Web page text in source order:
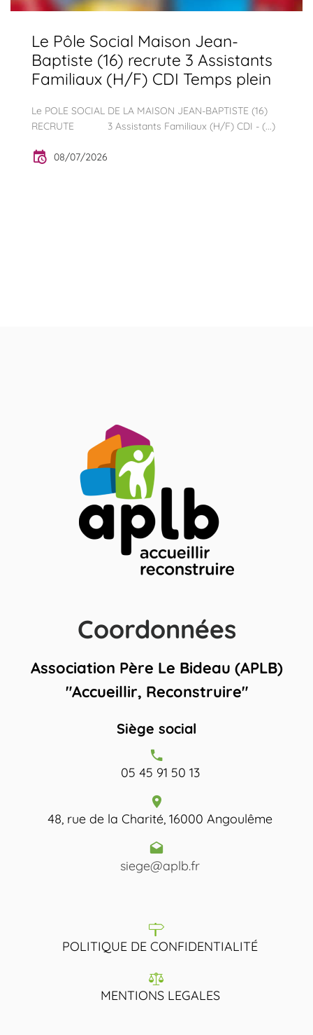
Le Pôle Social Maison Jean-
Baptiste (16) recrute 3 Assistants
Familiaux (H/F) CDI Temps plein
Le POLE SOCIAL DE LA MAISON JEAN-BAPTISTE (16)
RECRUTE 3 Assistants Familiaux (H/F) CDI - (...)
08/07/2026
Coordonnées
Association Père Le Bideau (APLB)
"Accueillir, Reconstruire"
Siège social
05 45 91 50 13
48, rue de la Charité, 16000 Angoulême
siege@aplb.fr
POLITIQUE DE CONFIDENTIALITÉ
MENTIONS LEGALES